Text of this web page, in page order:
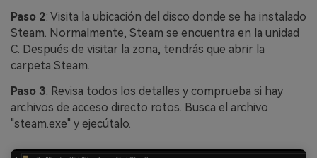
Paso 2: Visita la ubicación del disco donde se ha instalado
Steam. Normalmente, Steam se encuentra en la unidad
C. Después de visitar la zona, tendrás que abrir la
carpeta Steam.
Paso 3: Revisa todos los detalles y comprueba si hay
archivos de acceso directo rotos. Busca el archivo
"steam.exe" y ejecútalo.